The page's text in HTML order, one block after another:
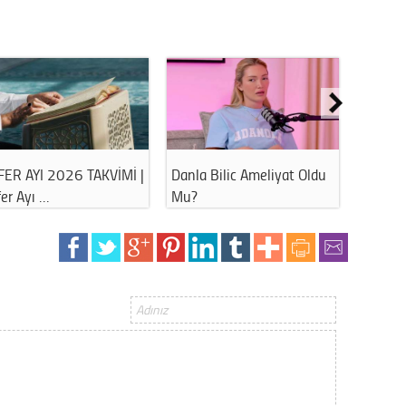
Ahbap Derneği
Soruşturmasında Gözal…
15 TEMMUZ SELA SAAT